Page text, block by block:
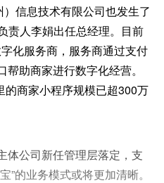
信息技术有限公司也发生了
责人李娟出任总经理。目前
化服务商，服务商通过支付
助商家进行数字化经营。
商家小程序规模已超300万
体公司新任管理层落定，支
”的业务模式或将更加清晰。